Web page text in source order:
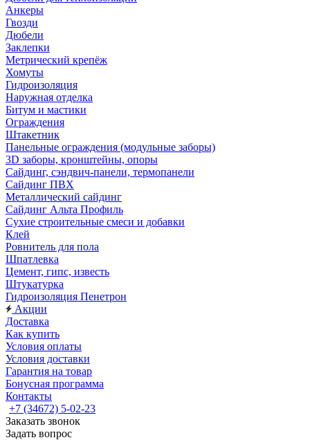
Анкеры
Гвозди
Дюбели
Заклепки
Метрический крепёж
Хомуты
Гидроизоляция
Наружная отделка
Битум и мастики
Ограждения
Штакетник
Панельные ограждения (модульные заборы)
3D заборы, кронштейны, опоры
Cайдинг, сэндвич-панели, термопанели
Сайдинг ПВХ
Металлический сайдинг
Сайдинг Альта Профиль
Сухие строительные смеси и добавки
Клей
Ровнитель для пола
Шпатлевка
Цемент, гипс, известь
Штукатурка
Гидроизоляция Пенетрон
Акции
Доставка
Как купить
Условия оплаты
Условия доставки
Гарантия на товар
Бонусная программа
Контакты
+7 (34672) 5-02-23
Заказать звонок
Задать вопрос